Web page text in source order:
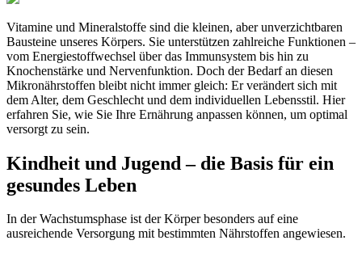
Vitamine und Mineralstoffe sind die kleinen, aber unverzichtbaren
Bausteine unseres Körpers. Sie unterstützen zahlreiche Funktionen –
vom Energiestoffwechsel über das Immunsystem bis hin zu
Knochenstärke und Nervenfunktion. Doch der Bedarf an diesen
Mikronährstoffen bleibt nicht immer gleich: Er verändert sich mit
dem Alter, dem Geschlecht und dem individuellen Lebensstil. Hier
erfahren Sie, wie Sie Ihre Ernährung anpassen können, um optimal
versorgt zu sein.
Kindheit und Jugend – die Basis für ein
gesundes Leben
In der Wachstumsphase ist der Körper besonders auf eine
ausreichende Versorgung mit bestimmten Nährstoffen angewiesen.